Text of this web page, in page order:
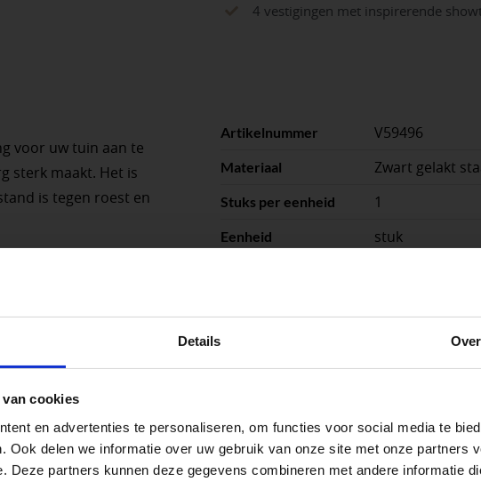
Details Over
cookies
en advertenties te personaliseren, om functies voor social media te
Ook delen we informatie over uw gebruik van onze site met onze partners
Deze partners kunnen deze gegevens combineren met andere informatie
aantal
4 vestigingen met inspirerende
voor uw tuin aan te
sterk maakt. Het is
is tegen roest en
duimheng dient
16mm.
Artikelnummer V59496
Materiaal Zwart gelakt
Stuks per eenheid 1
Eenheid stuk
tijdens de vakantieperiode
vestigingspagina voor de actuele openingstijden.
Brug